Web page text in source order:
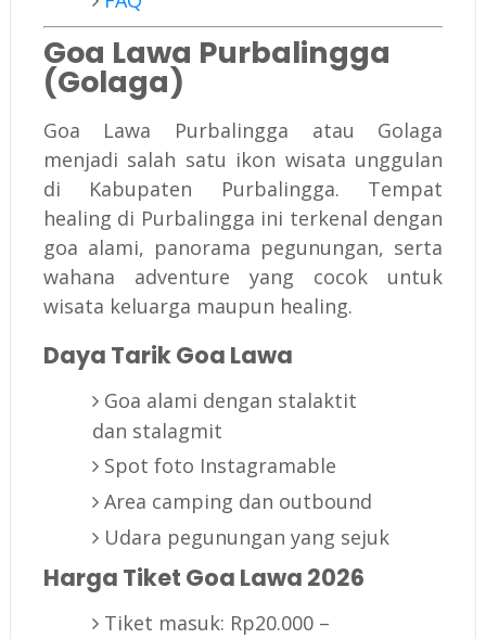
Goa Lawa Purbalingga
(Golaga)
Goa Lawa Purbalingga atau Golaga
menjadi salah satu ikon wisata unggulan
di Kabupaten Purbalingga. Tempat
healing di Purbalingga ini terkenal dengan
goa alami, panorama pegunungan, serta
wahana adventure yang cocok untuk
wisata keluarga maupun healing.
Daya Tarik Goa Lawa
Goa alami dengan stalaktit
dan stalagmit
Spot foto Instagramable
Area camping dan outbound
Udara pegunungan yang sejuk
Harga Tiket Goa Lawa 2026
Tiket masuk: Rp20.000 –